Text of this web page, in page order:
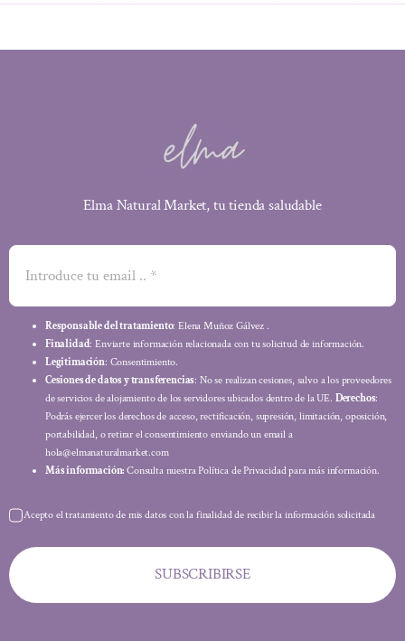
Elma Natural Market, tu tienda saludable
Responsable del tratamiento: Elena Muñoz Gálvez .
Finalidad: Enviarte información relacionada con tu solicitud de información.
Legitimación: Consentimiento.
Cesiones de datos y transferencias: No se realizan cesiones, salvo a los proveedores
de servicios de alojamiento de los servidores ubicados dentro de la UE. Derechos:
Podrás ejercer los derechos de acceso, rectificación, supresión, limitación, oposición,
portabilidad, o retirar el consentimiento enviando un email a
hola@elmanaturalmarket.com
Más información: Consulta nuestra Política de Privacidad para más información.
Acepto el tratamiento de mis datos con la finalidad de recibir la información solicitada
SUBSCRIBIRSE